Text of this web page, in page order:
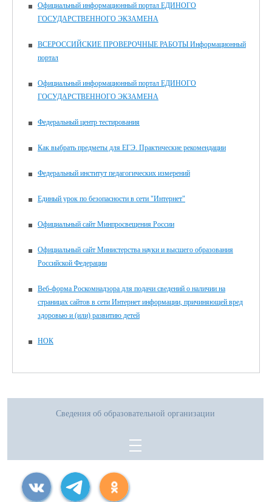
Официальный информационный портал ЕДИНОГО
ГОСУДАРСТВЕННОГО ЭКЗАМЕНА
ВСЕРОССИЙСКИЕ ПРОВЕРОЧНЫЕ РАБОТЫ Информационный
портал
Официальный информационный портал ЕДИНОГО
ГОСУДАРСТВЕННОГО ЭКЗАМЕНА
Федеральный центр тестирования
Как выбрать предметы для ЕГЭ. Практические рекомендации
Федеральный институт педагогических измерений
Единый урок по безопасности в сети "Интернет"
Официальный сайт Минпросвещения России
Официальный сайт Министерства науки и высшего образования
Российской Федерации
Веб-форма Роскомнадзора для подачи сведений о наличии на
страницах сайтов в сети Интернет информации, причиняющей вред
здоровью и (или) развитию детей
НОК
Сведения об образовательной организации